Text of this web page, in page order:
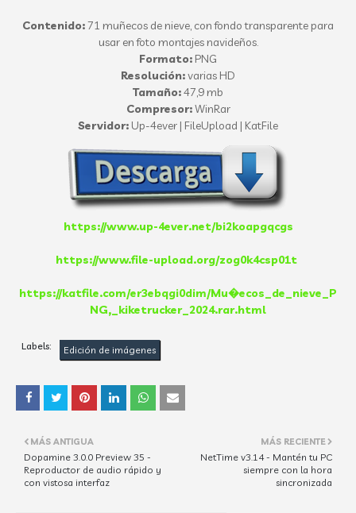
Contenido:71 muñecos de nieve, con fondo transparente para
usar en foto montajes navideños.
Formato: PNG
Resolución:varias HD
Tamaño:47,9 mb
Compresor:WinRar
Servidor: Up-4ever | FileUpload | KatFile
https://www.up-4ever.net/bi2koapgqcgs
https://www.file-upload.org/zog0k4csp01t
https://katfile.com/er3ebqgi0dim/Mu�ecos_de_nieve_P
NG,_kiketrucker_2024.rar.html
Labels: Edición de imágenes
MÁS RECIENTE
NetTime v3.14 - Mantén tu PC
siempre con la hora
sincronizada
MÁS ANTIGUA
Dopamine 3.0.0 Preview 35 -
Reproductor de audio rápido y
con vistosa interfaz